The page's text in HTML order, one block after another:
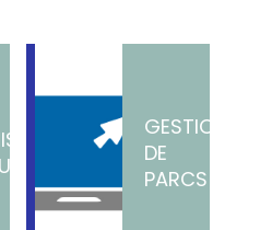
GESTION
DE
PARCS